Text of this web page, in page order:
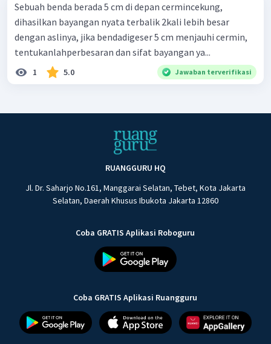
Sebuah benda berada 5 cm di depan cermincekung,
dihasilkan bayangan nyata terbalik 2kali lebih besar
dengan aslinya, jika bendadigeser 5 cm menjauhi cermin,
tentukanlahperbesaran dan sifat bayangan ya...
1 5.0 Jawaban terverifikasi
RUANGGURU HQ
Jl. Dr. Saharjo No.161, Manggarai Selatan, Tebet, Kota Jakarta
Selatan, Daerah Khusus Ibukota Jakarta 12860
Coba GRATIS Aplikasi Roboguru
Coba GRATIS Aplikasi Ruangguru